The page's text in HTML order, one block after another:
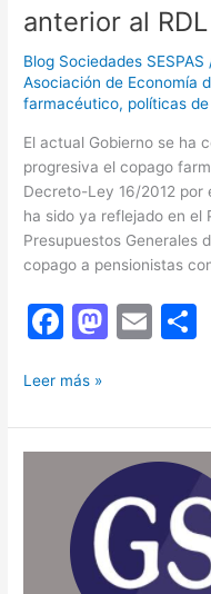
condicionantes
anterior al
Blog Sociedades SESPAS
Asociación de Economía
farmacéutico, políticas
El actual Gobierno se ha
progresiva el copago
Decreto-Ley 16/2012 por
ha sido ya reflejado en el
Presupuestos Generales
copago a pensionistas
F
c
e
b
o
o
k
M
o
d
o
n
E
l
Copago
–
¿debemos
situación
Leer más »